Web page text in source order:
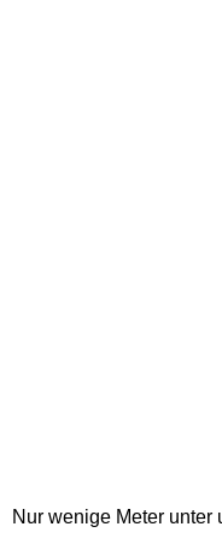
Nur wenige Meter